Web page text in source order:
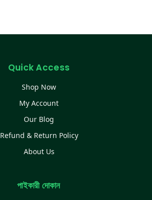
Quick Access
Shop Now
My Account
Our Blog
Refund & Return Policy
About Us
পাইকারী দোকান